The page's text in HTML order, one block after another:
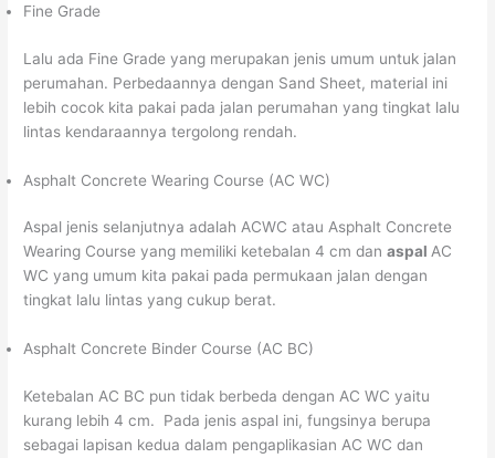
Fine Grade
Lalu ada Fine Grade yang merupakan jenis umum untuk jalan
perumahan. Perbedaannya dengan Sand Sheet, material ini
lebih cocok kita pakai pada jalan perumahan yang tingkat lalu
lintas kendaraannya tergolong rendah.
Asphalt Concrete Wearing Course (AC WC)
Aspal jenis selanjutnya adalah ACWC atau Asphalt Concrete
Wearing Course yang memiliki ketebalan 4 cm danaspalAC
WC yang umum kita pakai pada permukaan jalan dengan
tingkat lalu lintas yang cukup berat.
Asphalt Concrete Binder Course (AC BC)
Ketebalan AC BC pun tidak berbeda dengan AC WC yaitu
kurang lebih 4 cm. Pada jenis aspal ini, fungsinya berupa
sebagai lapisan kedua dalam pengaplikasian AC WC dan